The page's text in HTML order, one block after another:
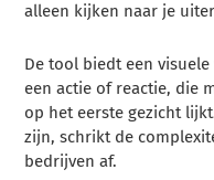
alleen kijken naar je
De tool biedt een
een actie of reactie, die
op het eerste gezicht
zijn, schrikt de
bedrijven af.